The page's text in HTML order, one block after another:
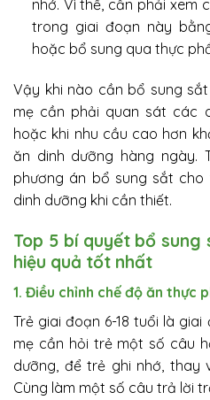
nhớ. Vì thế, cần phải xem
trong giai đoạn này
hoặc bổ sung qua thực
Vậy khi nào cần bổ sung
mẹ cần phải quan sát các
hoặc khi nhu cầu cao hơn
ăn dinh dưỡng hàng ngày.
phương án bổ sung sắt
dinh dưỡng khi cần thiết.
Top 5 bí quyết bổ sung
hiệu quả tốt nhất
1. Điều chỉnh chế độ ăn thực
Trẻ giai đoạn 6-18 tuổi là
mẹ cần hỏi trẻ một số câu
dưỡng, để trẻ ghi nhớ, thay
Cùng làm một số câu trả lời